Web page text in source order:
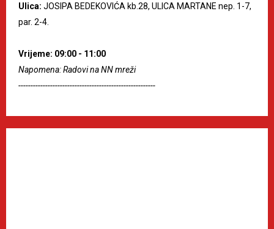
Ulica: JOSIPA BEDEKOVIĆA kb.28, ULICA MARTANE nep. 1-7,
par. 2-4.
Vrijeme: 09:00 - 11:00
Napomena: Radovi na NN mreži
--------------------------------------------------------